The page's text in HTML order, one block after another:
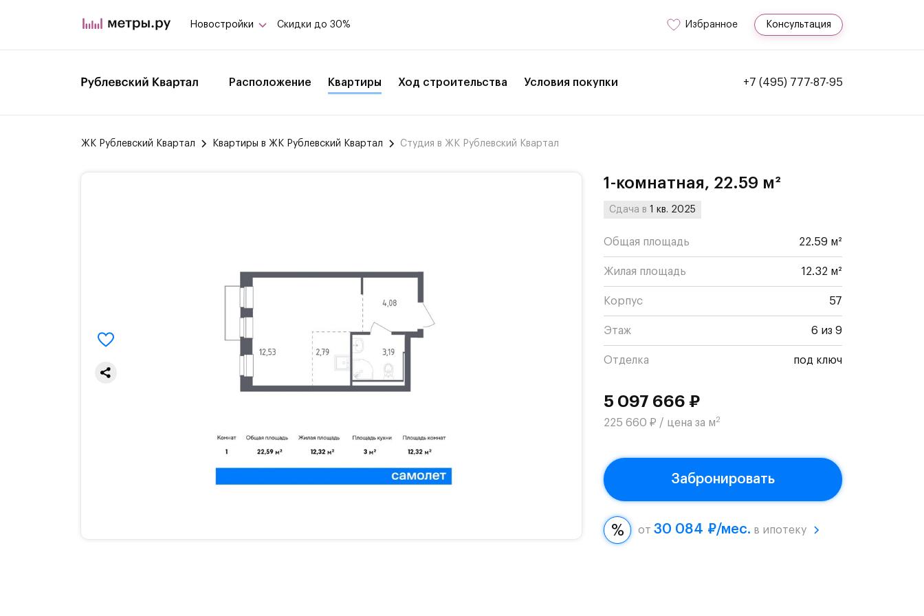
Новостройки Скидки до 30% Избранное Консультация
Расположение Квартиры Ход строительства Условия покупки +7 (495) 777-87-95
ЖК Рублевский Квартал Квартиры в ЖК Рублевский Квартал Студия в ЖК Рублевский Квартал
1-комнатная, 22.59 м²
Сдача в1 кв. 2025
Общая площадь 22.59 м²
Жилая площадь 12.32 м²
Корпус 57
Этаж 6 из 9
Отделка под ключ
5 097 666 ₽
225 660 ₽ / цена за м2
Забронировать
от 30 084 ₽/мес. в ипотеку